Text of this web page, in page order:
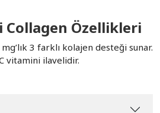
Collagen Özellikleri
3 farklı kolajen desteği sunar.
vitamini ilavelidir.